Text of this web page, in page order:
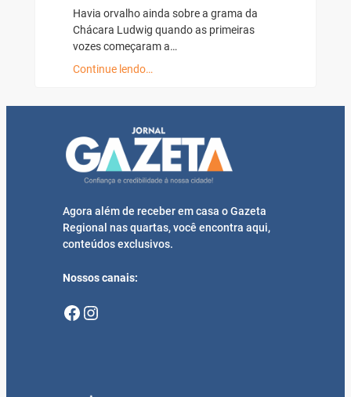
Havia orvalho ainda sobre a grama da
Chácara Ludwig quando as primeiras
vozes começaram a…
Continue lendo…
Agora além de receber em casa o Gazeta
Regional nas quartas, você encontra aqui,
conteúdos exclusivos.
Nossos canais:
Facebook Instagram